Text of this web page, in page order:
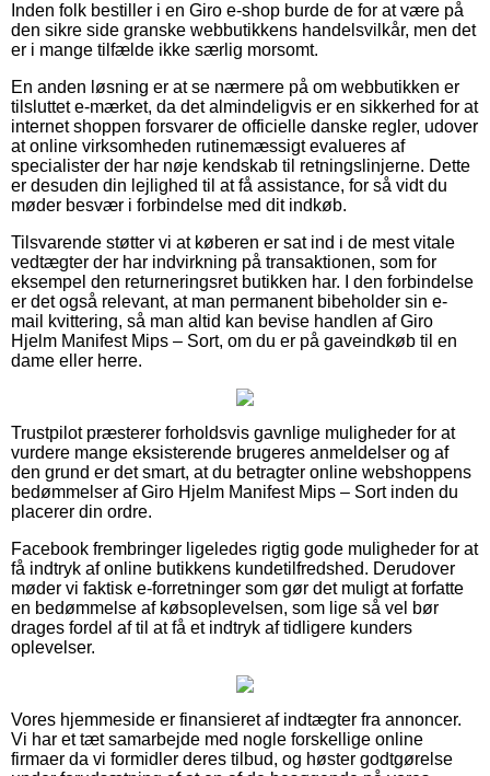
Inden folk bestiller i en Giro e-shop burde de for at være på
den sikre side granske webbutikkens handelsvilkår, men det
er i mange tilfælde ikke særlig morsomt.
En anden løsning er at se nærmere på om webbutikken er
tilsluttet e-mærket, da det almindeligvis er en sikkerhed for at
internet shoppen forsvarer de officielle danske regler, udover
at online virksomheden rutinemæssigt evalueres af
specialister der har nøje kendskab til retningslinjerne. Dette
er desuden din lejlighed til at få assistance, for så vidt du
møder besvær i forbindelse med dit indkøb.
Tilsvarende støtter vi at køberen er sat ind i de mest vitale
vedtægter der har indvirkning på transaktionen, som for
eksempel den returneringsret butikken har. I den forbindelse
er det også relevant, at man permanent bibeholder sin e-
mail kvittering, så man altid kan bevise handlen af Giro
Hjelm Manifest Mips – Sort, om du er på gaveindkøb til en
dame eller herre.
Trustpilot præsterer forholdsvis gavnlige muligheder for at
vurdere mange eksisterende brugeres anmeldelser og af
den grund er det smart, at du betragter online webshoppens
bedømmelser af Giro Hjelm Manifest Mips – Sort inden du
placerer din ordre.
Facebook frembringer ligeledes rigtig gode muligheder for at
få indtryk af online butikkens kundetilfredshed. Derudover
møder vi faktisk e-forretninger som gør det muligt at forfatte
en bedømmelse af købsoplevelsen, som lige så vel bør
drages fordel af til at få et indtryk af tidligere kunders
oplevelser.
Vores hjemmeside er finansieret af indtægter fra annoncer.
Vi har et tæt samarbejde med nogle forskellige online
firmaer da vi formidler deres tilbud, og høster godtgørelse